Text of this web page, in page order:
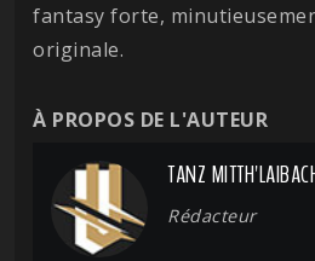
fantasy forte,
originale.
À PROPOS DE L'AUTEUR
TANZ
Rédacteur